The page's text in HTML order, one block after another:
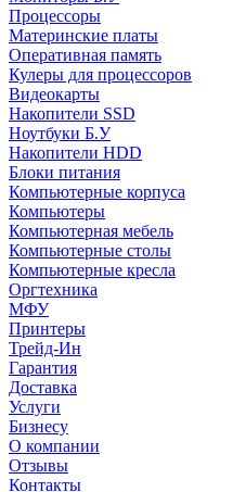
Процессоры
Материнские платы
Оперативная память
Кулеры для процессоров
Видеокарты
Накопители SSD
Ноутбуки Б.У
Накопители HDD
Блоки питания
Компьютерные корпуса
Компьютеры
Компьютерная мебель
Компьютерные столы
Компьютерные кресла
Оргтехника
МФУ
Принтеры
Трейд-Ин
Гарантия
Доставка
Услуги
Бизнесу
О компании
Отзывы
Контакты